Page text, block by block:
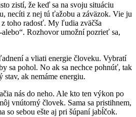
zistí, že keď sa na svoju situáciu
necíti z nej tú ťažobu a záväzok. Vie ju
toho radosť. My ľudia zväčša
Rozhovor umožní pozrieť sa,
a vliati energie človeku. Vybratí
sa pohol. No ak sa nechce pohnúť, tak
stav, ak nemáme energiu.
nás do neho. Ale kto ten výkon po
vnútorný človek. Sama sa pristihnem,
so sebou ešte aj pri šúpaní jabĺčok.